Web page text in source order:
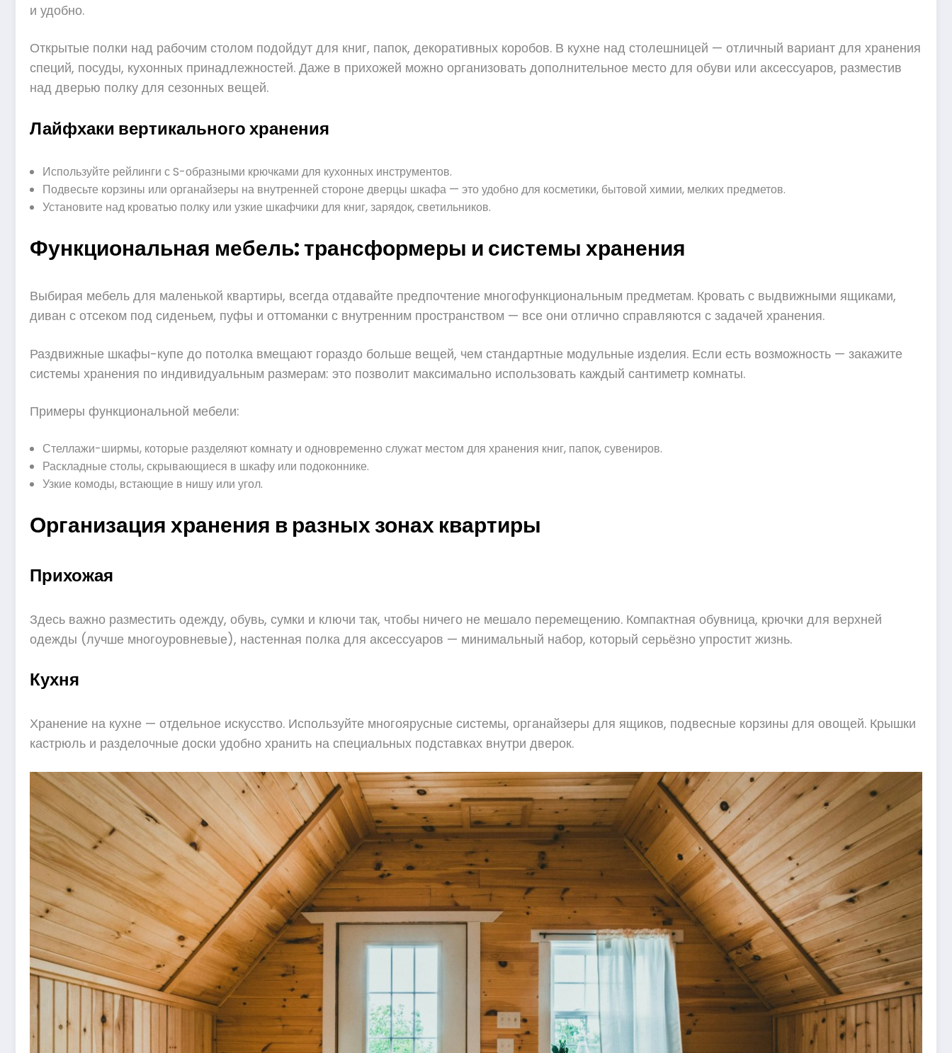
и удобно.
Открытые полки над рабочим столом подойдут для книг, папок, декоративных коробов. В кухне над столешницей — отличный вариант для хранения
специй, посуды, кухонных принадлежностей. Даже в прихожей можно организовать дополнительное место для обуви или аксессуаров, разместив
над дверью полку для сезонных вещей.
Лайфхаки вертикального хранения
Используйте рейлинги с S-образными крючками для кухонных инструментов.
Подвесьте корзины или органайзеры на внутренней стороне дверцы шкафа — это удобно для косметики, бытовой химии, мелких предметов.
Установите над кроватью полку или узкие шкафчики для книг, зарядок, светильников.
Функциональная мебель: трансформеры и системы хранения
Выбирая мебель для маленькой квартиры, всегда отдавайте предпочтение многофункциональным предметам. Кровать с выдвижными ящиками,
диван с отсеком под сиденьем, пуфы и оттоманки с внутренним пространством — все они отлично справляются с задачей хранения.
Раздвижные шкафы-купе до потолка вмещают гораздо больше вещей, чем стандартные модульные изделия. Если есть возможность — закажите
системы хранения по индивидуальным размерам: это позволит максимально использовать каждый сантиметр комнаты.
Примеры функциональной мебели:
Стеллажи-ширмы, которые разделяют комнату и одновременно служат местом для хранения книг, папок, сувениров.
Раскладные столы, скрывающиеся в шкафу или подоконнике.
Узкие комоды, встающие в нишу или угол.
Организация хранения в разных зонах квартиры
Прихожая
Здесь важно разместить одежду, обувь, сумки и ключи так, чтобы ничего не мешало перемещению. Компактная обувница, крючки для верхней
одежды (лучше многоуровневые), настенная полка для аксессуаров — минимальный набор, который серьёзно упростит жизнь.
Кухня
Хранение на кухне — отдельное искусство. Используйте многоярусные системы, органайзеры для ящиков, подвесные корзины для овощей. Крышки
кастрюль и разделочные доски удобно хранить на специальных подставках внутри дверок.